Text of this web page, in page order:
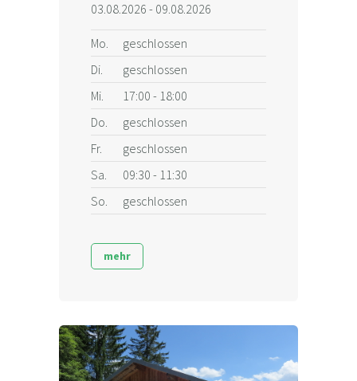
03.08.2026 - 09.08.2026
Mo.
geschlossen
Di.
geschlossen
Mi.
17:00 - 18:00
Do.
geschlossen
Fr.
geschlossen
Sa.
09:30 - 11:30
So.
geschlossen
mehr